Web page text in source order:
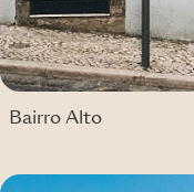
Bairro Alto